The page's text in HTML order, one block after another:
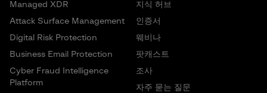
지식 허브
인증서
웨비나
팟캐스트
조사
자주 묻는 질문
Managed XDR
Attack Surface Management
Digital Risk Protection
Business Email Protection
Cyber Fraud Intelligence
Platform